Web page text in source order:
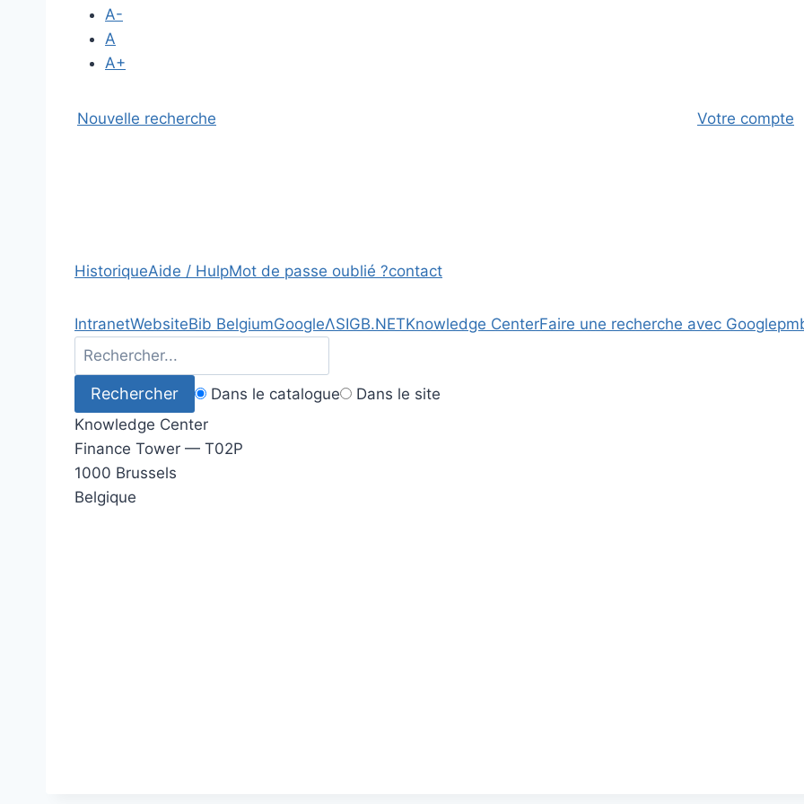
A-
A
A+
Nouvelle recherche Votre compte
HistoriqueAide / HulpMot de passe oublié ?contact
IntranetWebsiteBib BelgiumGoogleΛSIGB.NETKnowledge CenterFaire une recherche avec Google
Dans le catalogue
Dans le site
Knowledge Center
Finance Tower — T02P
1000 Brussels
Belgique